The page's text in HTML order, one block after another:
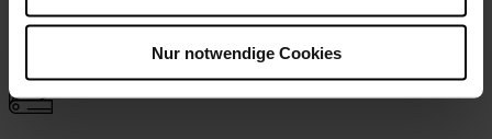
Nur notwendige Cookies